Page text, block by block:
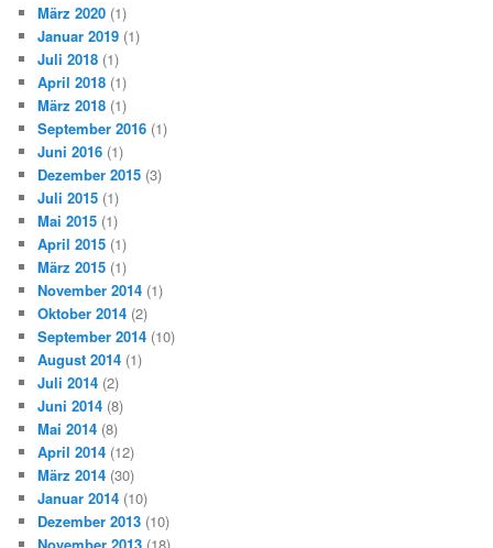
März 2020 (1)
Januar 2019 (1)
Juli 2018 (1)
April 2018 (1)
März 2018 (1)
September 2016 (1)
Juni 2016 (1)
Dezember 2015 (3)
Juli 2015 (1)
Mai 2015 (1)
April 2015 (1)
März 2015 (1)
November 2014 (1)
Oktober 2014 (2)
September 2014 (10)
August 2014 (1)
Juli 2014 (2)
Juni 2014 (8)
Mai 2014 (8)
April 2014 (12)
März 2014 (30)
Januar 2014 (10)
Dezember 2013 (10)